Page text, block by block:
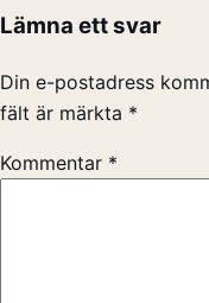
Lämna ett svar
Din e-postadress
fält är märkta *
Kommentar *